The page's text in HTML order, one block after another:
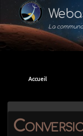
La
Accueil